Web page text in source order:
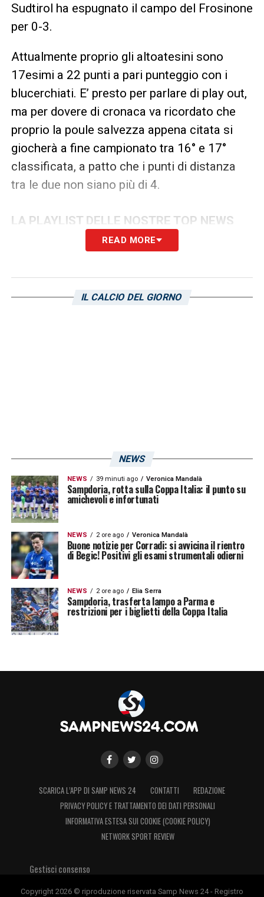
Sudtirol ha espugnato il campo del Frosinone
per 0-3.
Attualmente proprio gli altoatesini sono
17esimi a 22 punti a pari punteggio con i
blucerchiati. E’ presto per parlare di play out,
ma per dovere di cronaca va ricordato che
proprio la poule salvezza appena citata si
giocherà a fine campionato tra 16° e 17°
classificata, a patto che i punti di distanza
tra le due non siano più di 4.
LA PLAYLIST DELLE NOSTRE TOP NEWS
READ MORE
IL CALCIO DEL GIORNO
NEWS
NEWS 39 minuti ago Veronica Mandalà
Sampdoria, rotta sulla Coppa Italia: il punto su
amichevoli e infortunati
NEWS 2 ore ago Veronica Mandalà
Buone notizie per Corradi: si avvicina il rientro
di Begic! Positivi gli esami strumentali odierni
NEWS 2 ore ago Elia Serra
Sampdoria, trasferta lampo a Parma e
restrizioni per i biglietti della Coppa Italia
SCARICA L’APP DI SAMP NEWS 24 CONTATTI
REDAZIONE
PRIVACY POLICY E TRATTAMENTO DEI DATI PERSONALI
INFORMATIVA ESTESA SUI COOKIE (COOKIE POLICY)
NETWORK SPORT REVIEW
Gestisci consenso
Copyright 2026 © riproduzione riservata Samp News 24 - Registro